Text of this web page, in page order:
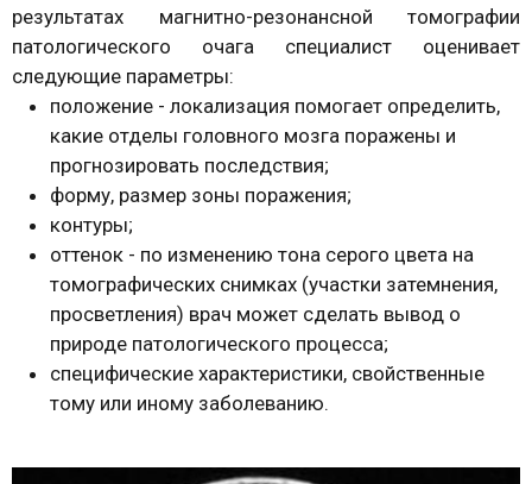
результатах магнитно-резонансной томографии
патологического очага специалист оценивает
следующие параметры:
положение - локализация помогает определить,
какие отделы головного мозга поражены и
прогнозировать последствия;
форму, размер зоны поражения;
контуры;
оттенок - по изменению тона серого цвета на
томографических снимках (участки затемнения,
просветления) врач может сделать вывод о
природе патологического процесса;
специфические характеристики, свойственные
тому или иному заболеванию.